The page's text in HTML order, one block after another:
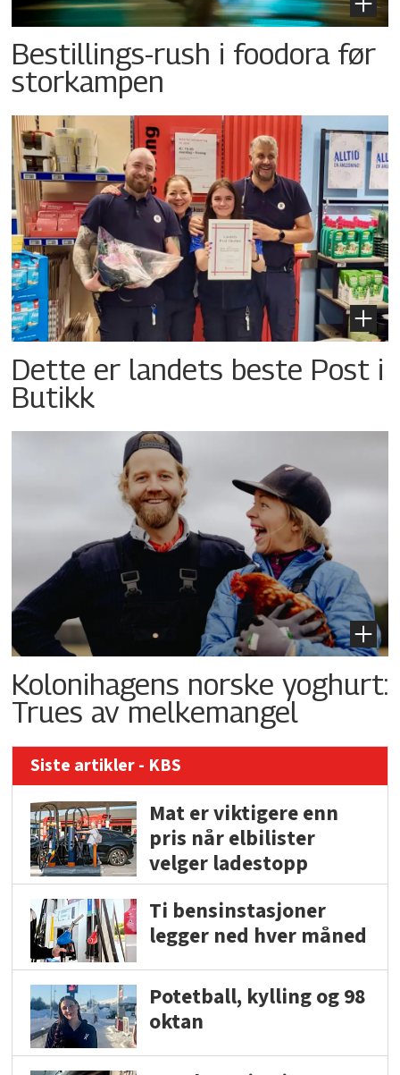
Bestillings-rush i foodora før
storkampen
Dette er landets beste Post i
Butikk
Kolonihagens norske yoghurt:
Trues av melkemangel
Siste artikler - KBS
Mat er viktigere enn
pris når elbilister
velger ladestopp
Ti bensinstasjoner
legger ned hver måned
Potetball, kylling og 98
oktan